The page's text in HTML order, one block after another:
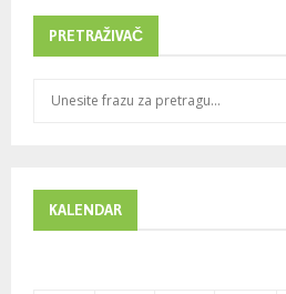
PRETRAŽIVAČ
f
KALENDAR